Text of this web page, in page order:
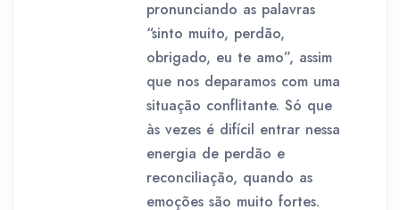
pronunciando as palavras
“sinto muito, perdão,
obrigado, eu te amo”, assim
que nos deparamos com uma
situação conflitante. Só que
às vezes é difícil entrar nessa
energia de perdão e
reconciliação, quando as
emoções são muito fortes.